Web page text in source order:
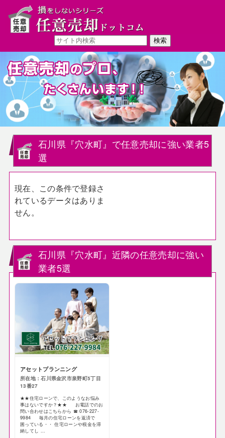
石川県『穴水町』で任意売却に強い業者5
選
現在、この条件で登録さ
れているデータはありま
せん。
石川県『穴水町』近隣の任意売却に強い
業者5選
アセットプランニング
所在地：石川県金沢市泉野町5丁目
13番27
★★住宅ローンで、このようなお悩み
事はないですか？★★ お電話でのお
問い合わせはこちらから ☎ 076-227-
9984 毎月の住宅ローンを返済で
困っている・・ 住宅ローンや税金を滞
納してし ...